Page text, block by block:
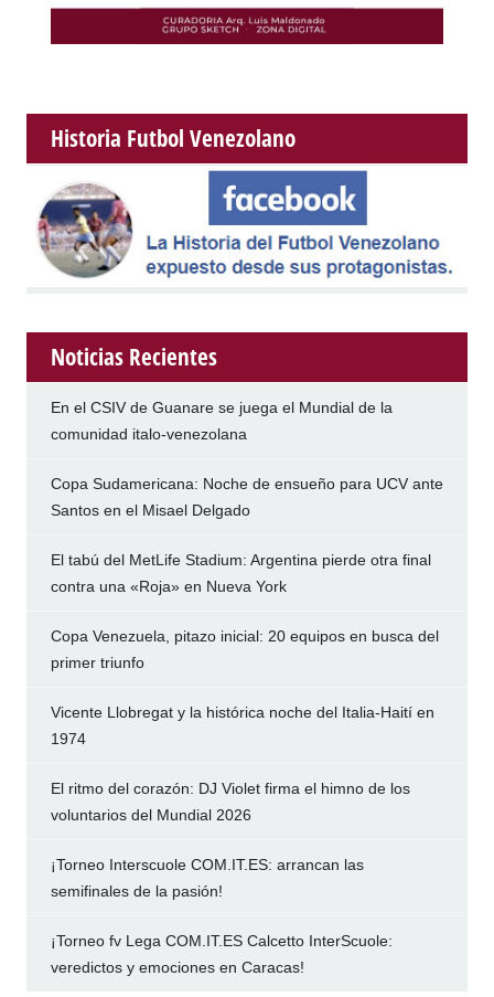
Historia Futbol Venezolano
Noticias Recientes
En el CSIV de Guanare se juega el Mundial de la
comunidad italo-venezolana
Copa Sudamericana: Noche de ensueño para UCV ante
Santos en el Misael Delgado
El tabú del MetLife Stadium: Argentina pierde otra final
contra una «Roja» en Nueva York
Copa Venezuela, pitazo inicial: 20 equipos en busca del
primer triunfo
Vicente Llobregat y la histórica noche del Italia-Haití en
1974
El ritmo del corazón: DJ Violet firma el himno de los
voluntarios del Mundial 2026
¡Torneo Interscuole COM.IT.ES: arrancan las
semifinales de la pasión!
¡Torneo fv Lega COM.IT.ES Calcetto InterScuole:
veredictos y emociones en Caracas!